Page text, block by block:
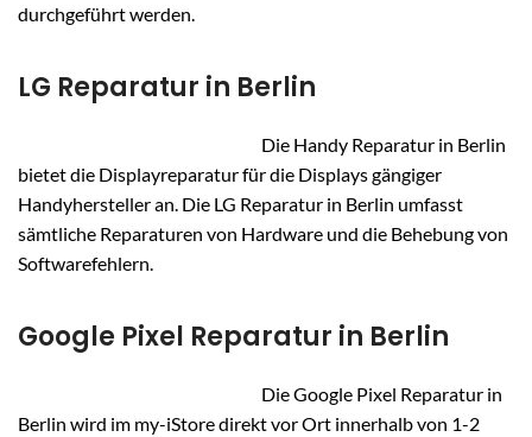
durchgeführt werden.
LG Reparatur in Berlin
Die Handy Reparatur in Berlin
bietet die Displayreparatur für die Displays gängiger
Handyhersteller an. Die LG Reparatur in Berlin umfasst
sämtliche Reparaturen von Hardware und die Behebung von
Softwarefehlern.
Google Pixel Reparatur in Berlin
Die Google Pixel Reparatur in
Berlin wird im my-iStore direkt vor Ort innerhalb von 1-2